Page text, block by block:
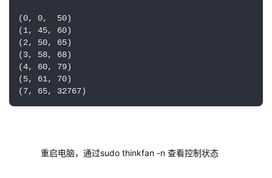
(0, 0,  50)
(1, 45, 60)
(2, 50, 65)
(3, 58, 68)
(4, 60, 79)
(5, 61, 70)
(7, 65, 32767)
重启电脑，通过sudo thinkfan -n 查看控制状态